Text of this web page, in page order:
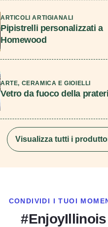
ARTICOLI ARTIGIANALI
Pipistrelli personalizzati a
Homewood
ARTE, CERAMICA E GIOIELLI
Vetro da fuoco della
Visualizza tutti i
CONDIVIDI I TUOI
#EnjoyIllinois